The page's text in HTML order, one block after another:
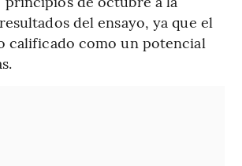
del ensayo, ya que el
calificado como un potencial